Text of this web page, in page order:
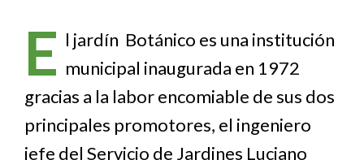
de
ayuda
a
la
E l jardín Botánico es una institución
municipal inaugurada en 1972
gracias a la labor encomiable de sus dos
principales promotores, el ingeniero
jefe del Servicio de Jardines Luciano